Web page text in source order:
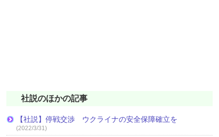
社説のほかの記事
【社説】停戦交渉 ウクライナの安全保障確立を
(2022/3/31)